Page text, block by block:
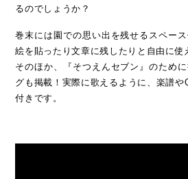
るのでしょうか？
巻末には園での思い出を残せるスペー
絵を貼ったり文章に残したりと自由に使
そのほか、『そつえんセブン』のため
グも掲載！実際に歌えるように、楽譜
付きです。